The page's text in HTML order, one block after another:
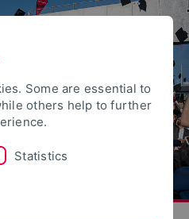
Some are essential to
others help to further
Statistics